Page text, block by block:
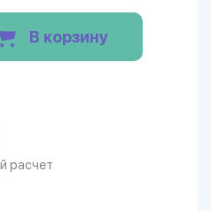
В корзину
расчет